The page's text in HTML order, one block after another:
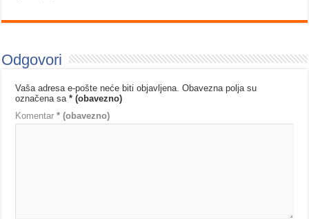
Odgovori
Vaša adresa e-pošte neće biti objavljena. Obavezna polja su
označena sa* (obavezno)
Komentar* (obavezno)